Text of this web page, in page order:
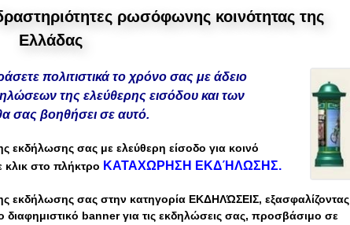
ρωσόφωνης κοινότητας της
Ελλάδας
πολιτιστικά το χρόνο σας με άδειο
της ελεύθερης εισόδου και των
σας βοηθήσει σε αυτό.
εκδήλωσης σας μεελεύθερη είσοδογια κοινό
κλικ στο πλήκτρο ΚΑΤΑΧΩΡΗΣΗ ΕΚΔΉΛΩΣΗΣ.
εκδήλωσης σας στην κατηγορία ΕΚΔΗΛΏΣΕΙΣ, εξασφαλίζοντας
διαφημιστικό banner για τις εκδηλώσεις σας, προσβάσιμοσε